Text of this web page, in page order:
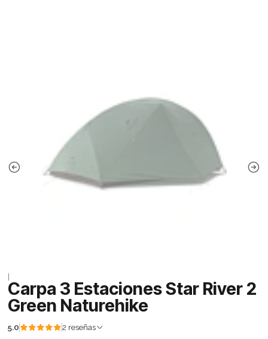
Carpa 3 Estaciones Star River 2
Green Naturehike
5.0 2 reseñas